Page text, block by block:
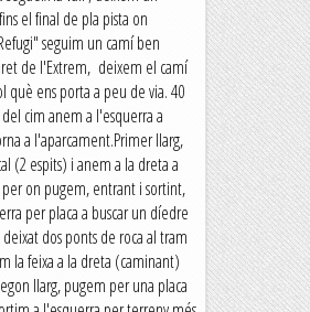
el final de pla pista on
seguim un camí ben
de l'Extrem, deixem el camí
ens porta a peu de via. 40
cim anem a l'esquerra a
a l'aparcament.Primer llarg,
(2 espits) i anem a la dreta a
on pugem, entrant i sortint,
per placa a buscar un díedre
dos ponts de roca al tram
la feixa a la dreta (caminant)
llarg, pugem per una placa